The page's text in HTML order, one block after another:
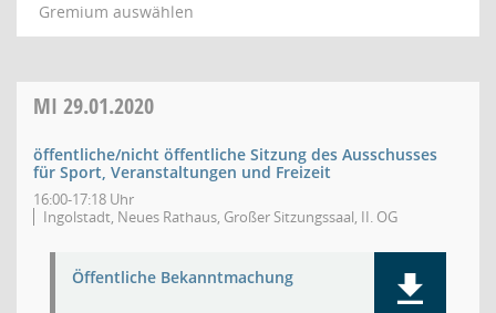
Gremium auswählen
MI 29.01.2020
öffentliche/nicht öffentliche Sitzung des Ausschusses
für Sport, Veranstaltungen und Freizeit
16:00-17:18 Uhr
Ingolstadt, Neues Rathaus, Großer Sitzungssaal, II. OG
Öffentliche Bekanntmachung